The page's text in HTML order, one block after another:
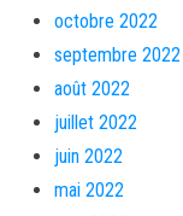
octobre 2022
septembre 2022
août 2022
juillet 2022
juin 2022
mai 2022